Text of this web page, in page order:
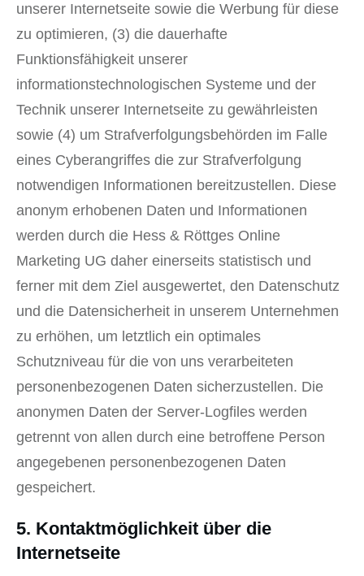
unserer Internetseite sowie die Werbung für diese
zu optimieren, (3) die dauerhafte
Funktionsfähigkeit unserer
informationstechnologischen Systeme und der
Technik unserer Internetseite zu gewährleisten
sowie (4) um Strafverfolgungsbehörden im Falle
eines Cyberangriffes die zur Strafverfolgung
notwendigen Informationen bereitzustellen. Diese
anonym erhobenen Daten und Informationen
werden durch die Hess & Röttges Online
Marketing UG daher einerseits statistisch und
ferner mit dem Ziel ausgewertet, den Datenschutz
und die Datensicherheit in unserem Unternehmen
zu erhöhen, um letztlich ein optimales
Schutzniveau für die von uns verarbeiteten
personenbezogenen Daten sicherzustellen. Die
anonymen Daten der Server-Logfiles werden
getrennt von allen durch eine betroffene Person
angegebenen personenbezogenen Daten
gespeichert.
5. Kontaktmöglichkeit über die
Internetseite